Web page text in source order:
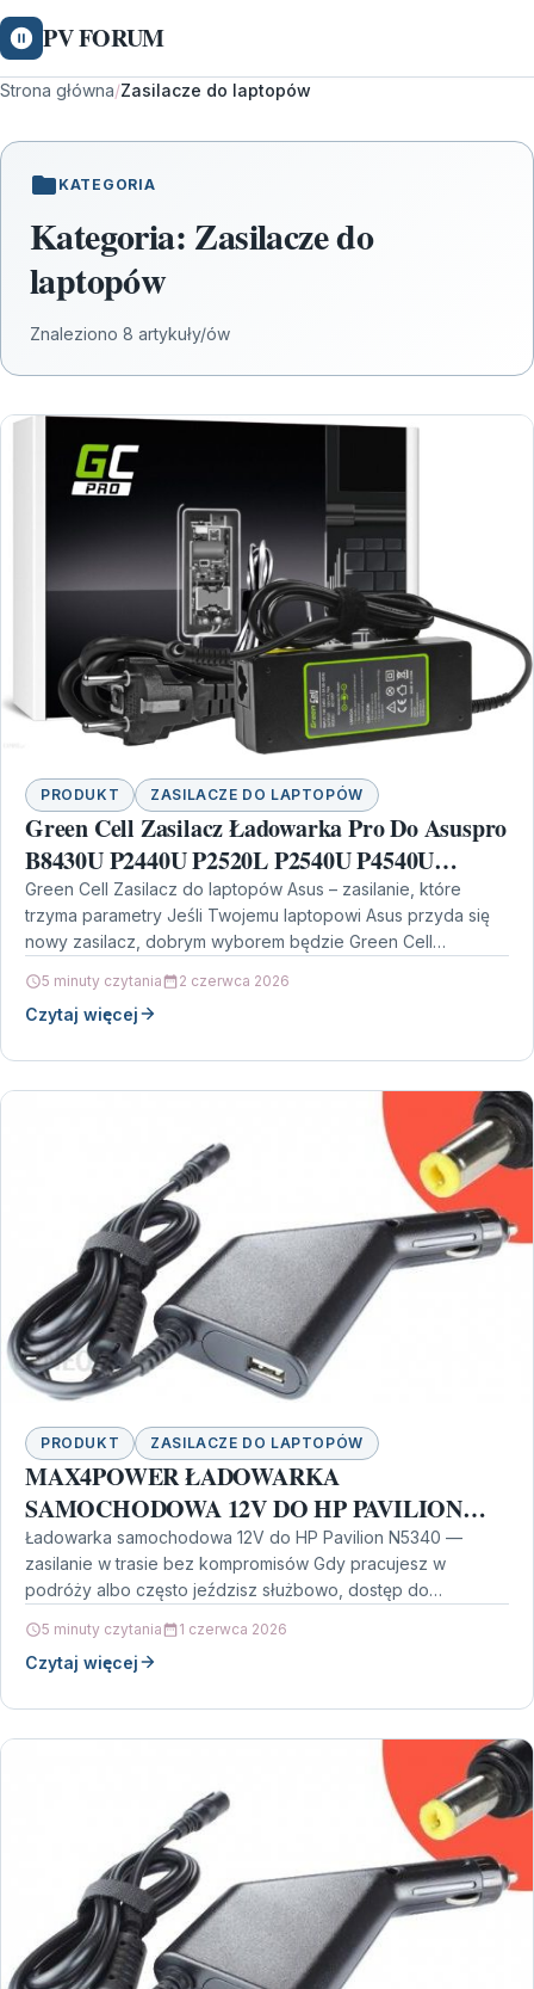
PV FORUM
Strona główna/Zasilacze do laptopów
KATEGORIA
Kategoria: Zasilacze do
laptopów
Znaleziono 8 artykuły/ów
PRODUKT ZASILACZE DO LAPTOPÓW
Green Cell Zasilacz Ładowarka Pro Do Asuspro
B8430U P2440U P2520L P2540U P4540U
P5430U Asus Zenbook Ux51Vz , 19V 4.74A 90W
(Ad105P)
Green Cell Zasilacz do laptopów Asus – zasilanie, które
trzyma parametry Jeśli Twojemu laptopowi Asus przyda się
nowy zasilacz, dobrym wyborem będzie Green Cell…
5 minuty czytania 2 czerwca 2026
Czytaj więcej
PRODUKT ZASILACZE DO LAPTOPÓW
MAX4POWER ŁADOWARKA
SAMOCHODOWA 12V DO HP PAVILION
N5340
Ładowarka samochodowa 12V do HP Pavilion N5340 —
zasilanie w trasie bez kompromisów Gdy pracujesz w
podróży albo często jeździsz służbowo, dostęp do
5 minuty czytania 1 czerwca 2026
Czytaj więcej